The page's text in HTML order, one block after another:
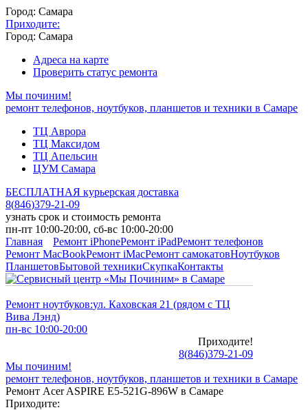
Город: Самара
Приходите:
Город: Самара
Адреса на карте
Проверить статус ремонта
Мы починим!
ремонт телефонов, ноутбуков, планшетов и техники в Самаре
ТЦ Аврора
ТЦ Максидом
ТЦ Апельсин
ЦУМ Самара
БЕСПЛАТНАЯ курьерская доставка
8(846)379-21-09
узнать срок и стоимость ремонта
пн-пт 10:00-20:00, сб-вс 10:00-20:00
Главная
Ремонт iPhoneРемонт iPadРемонт телефонов
Ремонт MacBookРемонт iMacРемонт самокатовНоутбуков
ПланшетовБытовой техникиСкупкаКонтакты
Ремонт ноутбуков:ул. Каховская 21 (рядом с ТЦ
Вива Лэнд)
пн-вс 10:00-20:00
Приходите!
8(846)379-21-09
Мы починим!
ремонт телефонов, ноутбуков, планшетов и техники в Самаре
Ремонт Acer ASPIRE E5-521G-896W в Самаре
Приходите: